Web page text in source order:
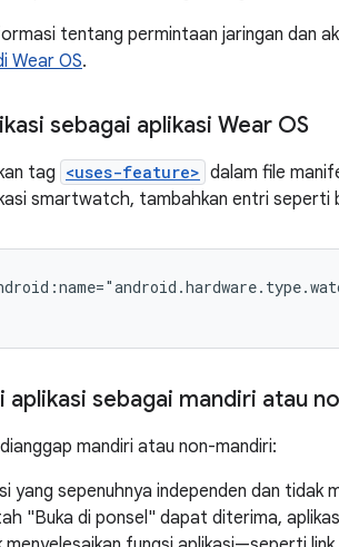
tentang permintaan jaringan dan
Wear OS.
sebagai aplikasi Wear OS
tag <uses-feature> dalam file
smartwatch, tambahkan entri seperti
aplikasi sebagai mandiri atau
mandiri atau non-mandiri:
yang sepenuhnya independen dan tidak
"Buka di ponsel" dapat diterima,